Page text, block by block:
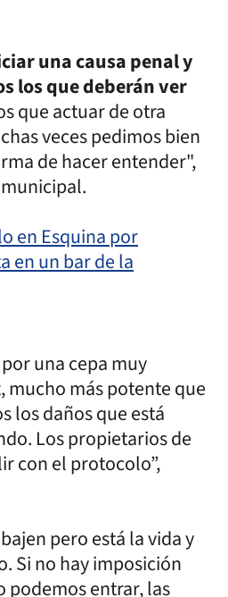
una causa penal y
los que deberán ver
que actuar de otra
veces pedimos bien
de hacer entender",
en Esquina por
en un bar de la
una cepa muy
mucho más potente que
los daños que está
Los propietarios de
con el protocolo”,
pero está la vida y
Si no hay imposición
podemos entrar, las